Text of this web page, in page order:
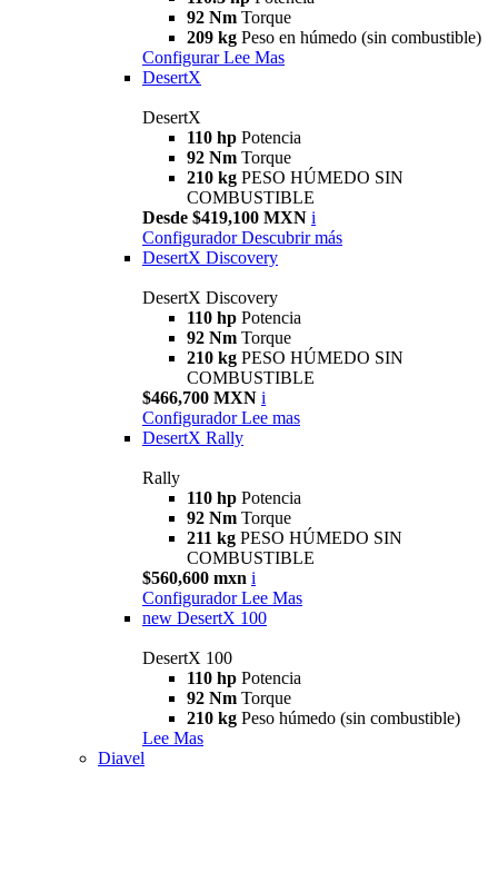
92 Nm Torque
209 kg Peso en húmedo (sin combustible)
Configurar Lee Mas
DesertX
DesertX
110 hp Potencia
92 Nm Torque
210 kg PESO HÚMEDO SIN
COMBUSTIBLE
Desde $419,100 MXN i
Configurador Descubrir más
DesertX Discovery
DesertX Discovery
110 hp Potencia
92 Nm Torque
210 kg PESO HÚMEDO SIN
COMBUSTIBLE
$466,700 MXN i
Configurador Lee mas
DesertX Rally
Rally
110 hp Potencia
92 Nm Torque
211 kg PESO HÚMEDO SIN
COMBUSTIBLE
$560,600 mxn i
Configurador Lee Mas
new DesertX 100
DesertX 100
110 hp Potencia
92 Nm Torque
210 kg Peso húmedo (sin combustible)
Lee Mas
Diavel